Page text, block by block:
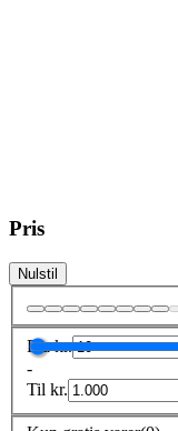
Pris
Nulstil
Frakr.
-
Til kr.